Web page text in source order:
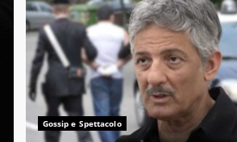
Gossip e Spettacolo